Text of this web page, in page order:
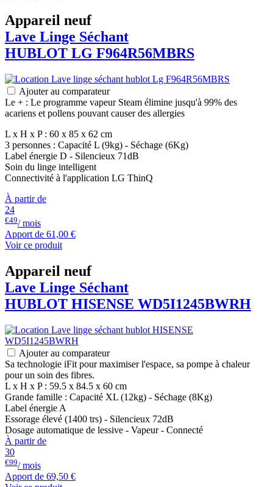
Appareil neuf
Lave Linge Séchant
HUBLOT LG F964R56MBRS
Ajouter au comparateur
Le + : Le programme vapeur Steam élimine jusqu'à 99% des
acariens et pollens pouvant causer des allergies
L x H x P : 60 x 85 x 62 cm
3 personnes : Capacité L (9kg) - Séchage (6Kg)
Label énergie D - Silencieux 71dB
Soin du linge intelligent
Connectivité à l'application LG ThinQ
À partir de
24
€49/ mois
Apport de 61,00 €
Voir ce produit
Appareil neuf
Lave Linge Séchant
HUBLOT HISENSE WD5I1245BWRH
Ajouter au comparateur
Sa technologie iFit pour maximiser l'espace, sa pompe à chaleur
pour un soin des fibres.
L x H x P : 59.5 x 84.5 x 60 cm
Grande famille : Capacité XL (12kg) - Séchage (8Kg)
Label énergie A
Essorage élevé (1400 trs) - Silencieux 72dB
Dosage automatique de lessive - Vapeur - Connecté
À partir de
30
€99/ mois
Apport de 69,50 €